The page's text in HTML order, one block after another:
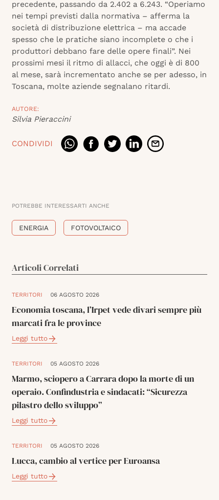
precedente, passando da 2.402 a 6.243. “Operiamo
nei tempi previsti dalla normativa – afferma la
società di distribuzione elettrica – ma accade
spesso che le pratiche siano incomplete o che i
produttori debbano fare delle opere finali”. Nei
prossimi mesi il ritmo di allacci, che oggi è di 800
al mese, sarà incrementato anche se per adesso, in
Toscana, molte aziende segnalano ritardi.
AUTORE:
Silvia Pieraccini
CONDIVIDI
POTREBBE INTERESSARTI ANCHE
ENERGIA FOTOVOLTAICO
Articoli Correlati
TERRITORI 06 AGOSTO 2026
Economia toscana, l’Irpet vede divari sempre più
marcati fra le province
Leggi tutto
TERRITORI 05 AGOSTO 2026
Marmo, sciopero a Carrara dopo la morte di un
operaio. Confindustria e sindacati: “Sicurezza
pilastro dello sviluppo”
Leggi tutto
TERRITORI 05 AGOSTO 2026
Lucca, cambio al vertice per Euroansa
Leggi tutto